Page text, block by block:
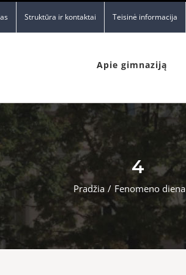
Struktūra ir kontaktai Teisinė informacija
Apie gimnaziją
4
Pradžia / Fenomeno diena